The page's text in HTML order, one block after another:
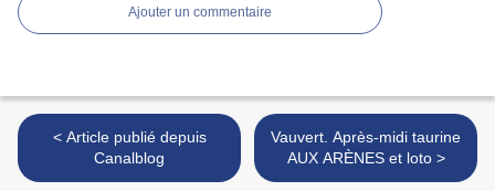
Ajouter un commentaire
< Article publié depuis
Canalblog
Vauvert. Après-midi taurine
AUX ARÈNES et loto >